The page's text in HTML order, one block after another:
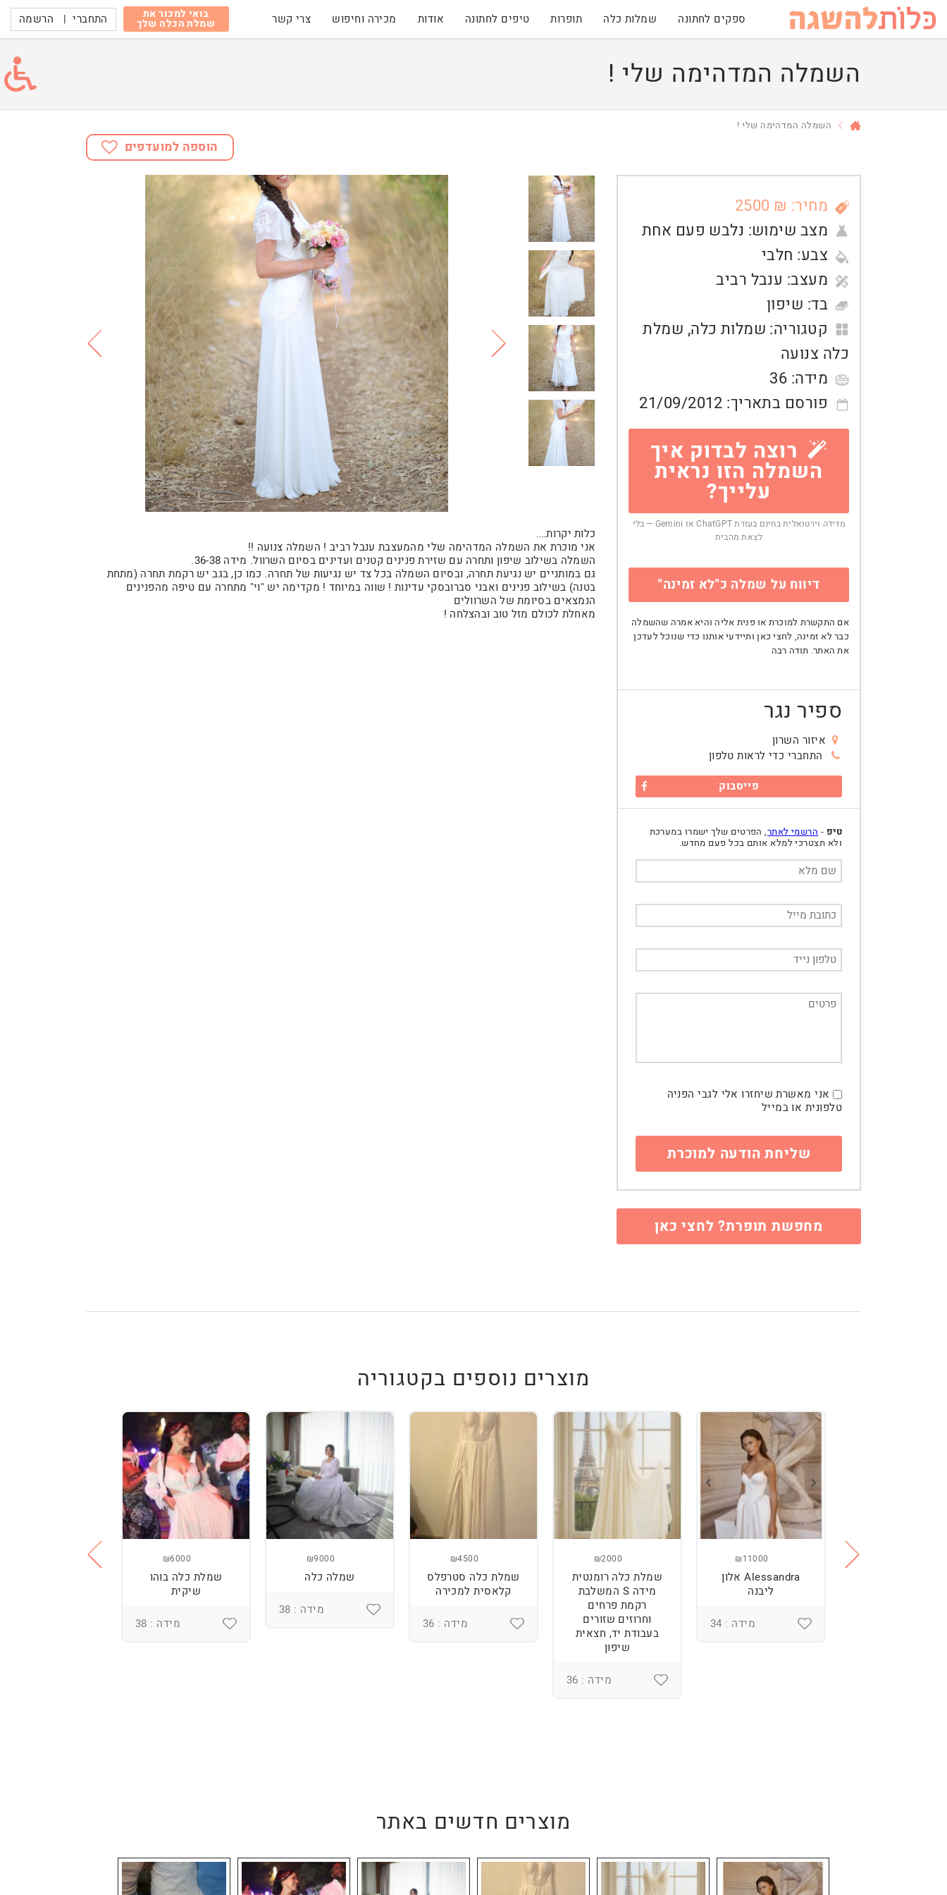
ספקים לחתונה שמלות כלה תופרות טיפים לחתונה אודות מכירה וחיפוש צרי קשר בואי למכור את
שמלת הכלה שלך התחברי | הרשמה
השמלה המדהימה שלי !
השמלה המדהימה שלי !
הוספה למועדפים
מחיר: ₪ 2500
מצב שימוש: נלבש פעם אחת
צבע: חלבי
מעצב: ענבל רביב
בד: שיפון
קטגוריה: שמלות כלה, שמלת
כלה צנועה
מידה: 36
פורסם בתאריך: 21/09/2012
רוצה לבדוק איך
השמלה הזו נראית
עלייך?
מדידה וירטואלית בחינם בעזרת ChatGPT או Gemini — בלי
לצאת מהבית
דיווח על שמלה כ"לא זמינה"
אם התקשרת למוכרת או פנית אליה והיא אמרה שהשמלה
כבר לא זמינה, לחצי כאן ותיידעי אותנו כדי שנוכל לעדכן
את האתר. תודה רבה
ספיר נגר
איזור השרון
התחברי כדי לראות טלפון
פייסבוק
טיפ - הרשמי לאתר, הפרטים שלך ישמרו במערכת
ולא תצטרכי למלא אותם בכל פעם מחדש.
אני מאשרת שיחזרו אלי לגבי הפניה
טלפונית או במייל
מחפשת תופרת? לחצי כאן
כלות יקרות….
אני מוכרת את השמלה המדהימה שלי מהמעצבת ענבל רביב ! השמלה צנועה !!
השמלה בשילוב שיפון ותחרה עם שזירת פנינים קטנים ועדינים בסיום השרוול. מידה 36-38.
גם במותניים יש נגיעת תחרה, ובסיום השמלה בכל צד יש נגיעות של תחרה. כמו כן, בגב יש רקמת תחרה (מתחת
בטנה) בשילוב פנינים ואבני סברובסקי עדינות ! שווה במיוחד ! מקדימה יש "וי" מתחרה עם טיפה מהפנינים
הנמצאים בסיומת של השרוולים
מאחלת לכולם מזל טוב ובהצלחה !
מוצרים נוספים בקטגוריה
₪11000
Alessandra אלון
ליבנה
מידה : 34
₪2000
שמלת כלה רומנטית
מידה S המשלבת
רקמת פרחים
וחרוזים שזורים
בעבודת יד, חצאית
שיפון
מידה : 36
₪4500
שמלת כלה סטרפלס
קלאסית למכירה
מידה : 36
₪9000
שמלה כלה
מידה : 38
₪6000
שמלת כלה בוהו
שיקית
מידה : 38
מוצרים חדשים באתר